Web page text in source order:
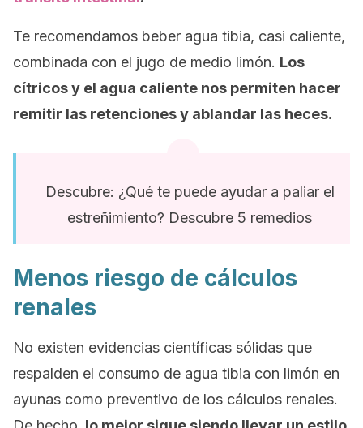
Te recomendamos beber agua tibia, casi caliente,
combinada con el jugo de medio limón. Los
cítricos y el agua caliente nos permiten hacer
remitir las retenciones y ablandar las heces.
Descubre: ¿Qué te puede ayudar a paliar el
estreñimiento? Descubre 5 remedios
Menos riesgo de cálculos
renales
No existen evidencias científicas sólidas que
respalden el consumo de agua tibia con limón en
ayunas como preventivo de los cálculos renales.